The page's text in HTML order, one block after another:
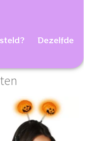
Dezelfde